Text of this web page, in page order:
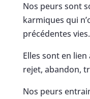
Nos peurs sont
karmiques qui
précédentes vies.
Elles sont en lien
rejet, abandon,
Nos peurs